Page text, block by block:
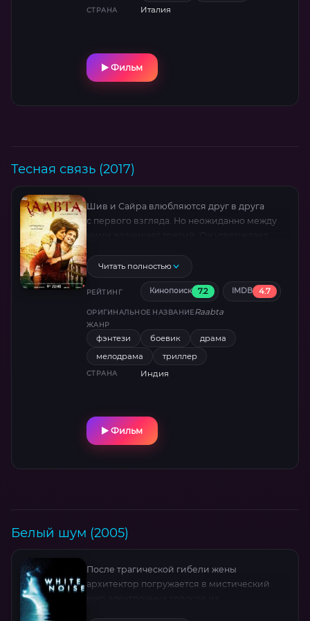
сделает замок архитектурным памятником,
СТРАНА Италия
Фильм
Тесная связь (2017)
Шив и Сайра влюбляются друг в друга
с первого взгляда. Но неожиданно между
и она должна принадлежать именно ему.
Читать полностью
РЕЙТИНГ Кинопоиск 7.2 IMDB 4.7
ОРИГИНАЛЬНОЕ НАЗВАНИЕRaabta
ЖАНР
фэнтези боевик
драма
мелодрама
триллер
СТРАНА Индия
Фильм
Белый шум (2005)
После трагической гибели жены
архитектор погружается в мистический